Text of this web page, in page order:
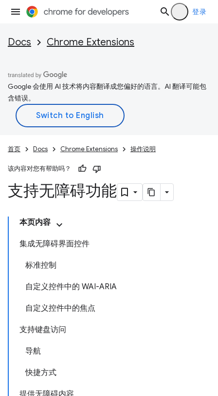
登录
Docs Chrome Extensions
Google 会使用 AI 技术将内容翻译成您偏好的语言。AI 翻译可能包
含错误。
首页 Docs Chrome Extensions 操作说明
该内容对您有帮助吗？
支持无障碍功能
本页内容
集成无障碍界面控件
标准控制
自定义控件中的 WAI-ARIA
自定义控件中的焦点
支持键盘访问
导航
快捷方式
提供无障碍内容